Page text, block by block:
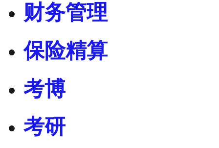
财务管理
保险精算
考博
考研